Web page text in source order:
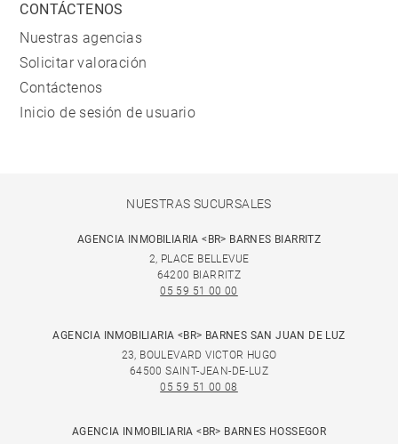
CONTÁCTENOS
Nuestras agencias
Solicitar valoración
Contáctenos
Inicio de sesión de usuario
NUESTRAS SUCURSALES
AGENCIA INMOBILIARIA <BR> BARNES BIARRITZ
2, PLACE BELLEVUE
64200 BIARRITZ
05 59 51 00 00
AGENCIA INMOBILIARIA <BR> BARNES SAN JUAN DE LUZ
23, BOULEVARD VICTOR HUGO
64500 SAINT-JEAN-DE-LUZ
05 59 51 00 08
AGENCIA INMOBILIARIA <BR> BARNES HOSSEGOR